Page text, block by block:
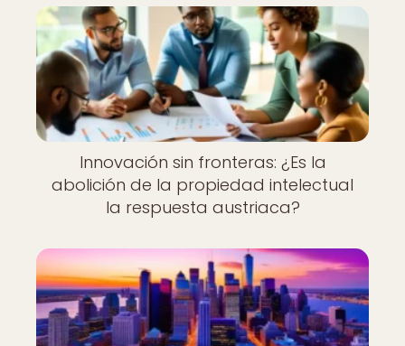
Innovación sin fronteras: ¿Es la
abolición de la propiedad intelectual
la respuesta austriaca?